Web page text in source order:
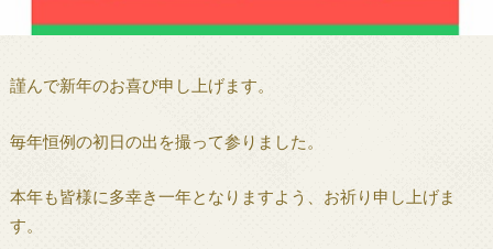
謹んで新年のお喜び申し上げます。
毎年恒例の初日の出を撮って参りました。
本年も皆様に多幸き一年となりますよう、お祈り申し上げま
す。